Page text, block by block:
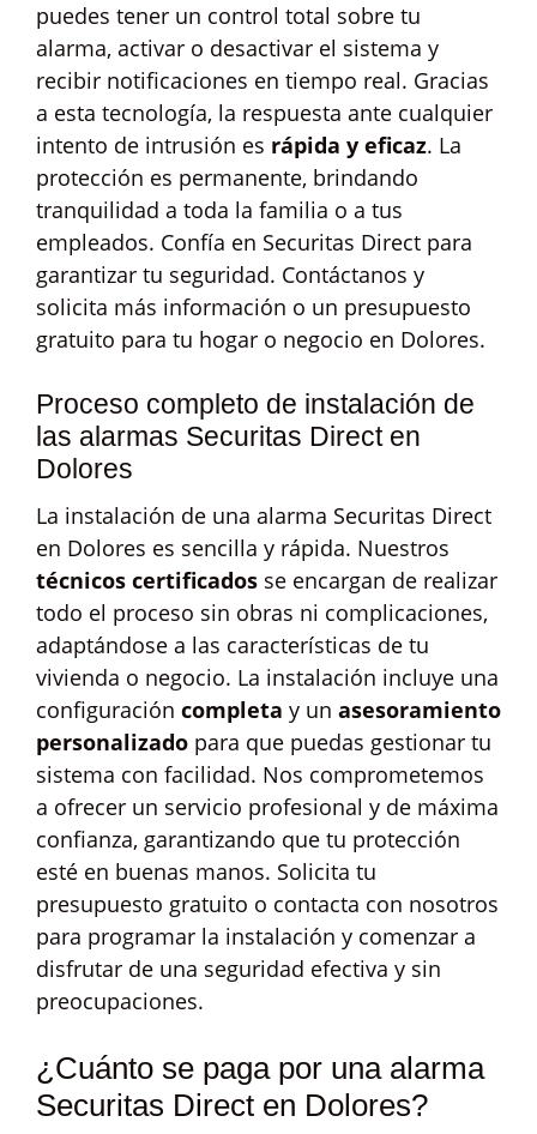
puedes tener un control total sobre tu
alarma, activar o desactivar el sistema y
recibir notificaciones en tiempo real. Gracias
a esta tecnología, la respuesta ante cualquier
intento de intrusión es rápida y eficaz. La
protección es permanente, brindando
tranquilidad a toda la familia o a tus
empleados. Confía en Securitas Direct para
garantizar tu seguridad. Contáctanos y
solicita más información o un presupuesto
gratuito para tu hogar o negocio en Dolores.
Proceso completo de instalación de
las alarmas Securitas Direct en
Dolores
La instalación de una alarma Securitas Direct
en Dolores es sencilla y rápida. Nuestros
técnicos certificados se encargan de realizar
todo el proceso sin obras ni complicaciones,
adaptándose a las características de tu
vivienda o negocio. La instalación incluye una
configuración completa y un asesoramiento
personalizado para que puedas gestionar tu
sistema con facilidad. Nos comprometemos
a ofrecer un servicio profesional y de máxima
confianza, garantizando que tu protección
esté en buenas manos. Solicita tu
presupuesto gratuito o contacta con nosotros
para programar la instalación y comenzar a
disfrutar de una seguridad efectiva y sin
preocupaciones.
¿Cuánto se paga por una alarma
Securitas Direct en Dolores?